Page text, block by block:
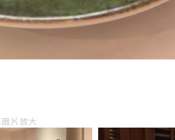
片放大